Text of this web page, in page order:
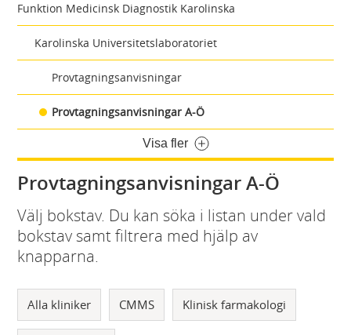
Funktion Medicinsk Diagnostik Karolinska
Karolinska Universitetslaboratoriet
Provtagningsanvisningar
Provtagningsanvisningar A-Ö
Visa fler
Provtagningsanvisningar A-Ö
Välj bokstav. Du kan söka i listan under vald
bokstav samt filtrera med hjälp av
knapparna.
Alla kliniker CMMS Klinisk farmakologi